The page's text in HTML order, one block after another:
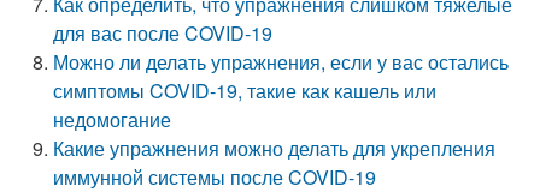
для вас после COVID-19
Можно ли делать упражнения, если у вас остались
симптомы COVID-19, такие как кашель или
недомогание
Какие упражнения можно делать для укрепления
иммунной системы после COVID-19